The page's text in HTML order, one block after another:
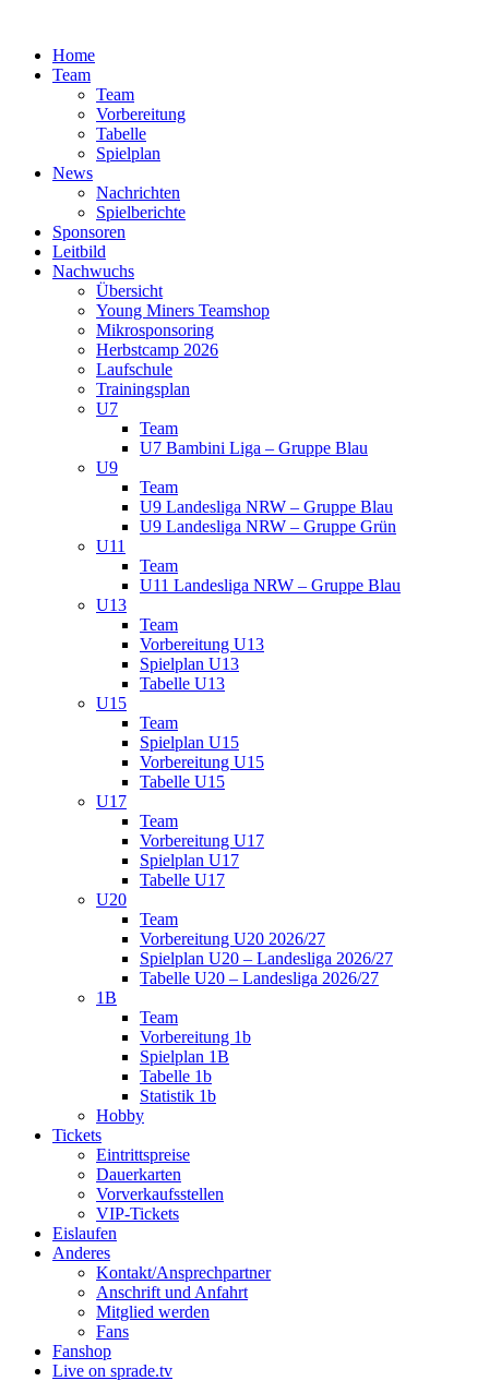
springenHome
Team
Team
Vorbereitung
Tabelle
Spielplan
News
Nachrichten
Spielberichte
Sponsoren
Leitbild
Nachwuchs
Übersicht
Young Miners Teamshop
Mikrosponsoring
Herbstcamp 2026
Laufschule
Trainingsplan
U7
Team
U7 Bambini Liga – Gruppe Blau
U9
Team
U9 Landesliga NRW – Gruppe Blau
U9 Landesliga NRW – Gruppe Grün
U11
Team
U11 Landesliga NRW – Gruppe Blau
U13
Team
Vorbereitung U13
Spielplan U13
Tabelle U13
U15
Team
Spielplan U15
Vorbereitung U15
Tabelle U15
U17
Team
Vorbereitung U17
Spielplan U17
Tabelle U17
U20
Team
Vorbereitung U20 2026/27
Spielplan U20 – Landesliga 2026/27
Tabelle U20 – Landesliga 2026/27
1B
Team
Vorbereitung 1b
Spielplan 1B
Tabelle 1b
Statistik 1b
Hobby
Tickets
Eintrittspreise
Dauerkarten
Vorverkaufsstellen
VIP-Tickets
Eislaufen
Anderes
Kontakt/Ansprechpartner
Anschrift und Anfahrt
Mitglied werden
Fans
Fanshop
Live on sprade.tv